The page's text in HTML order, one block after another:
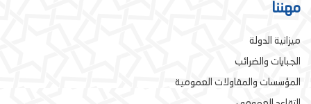
مهننا
ميزانية الدولة
الجبايات والضرائب
المؤسسات والمقاولات العمومية